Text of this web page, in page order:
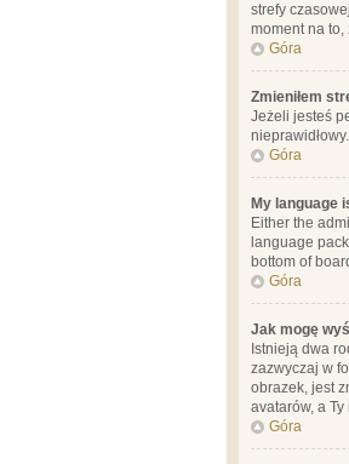
strefy
moment na
Góra
Zmieniłem
Jeżeli jesteś
Góra
My language
Either the
language
bottom of
Góra
Jak mogę
Istnieją dwa
zazwyczaj w
obrazek, jest
avatarów, a
Góra